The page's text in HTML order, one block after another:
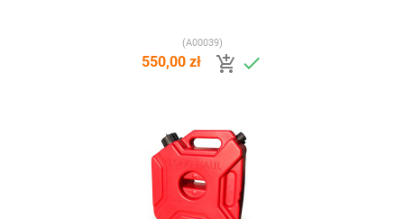
(A00039)
550,00 zł  